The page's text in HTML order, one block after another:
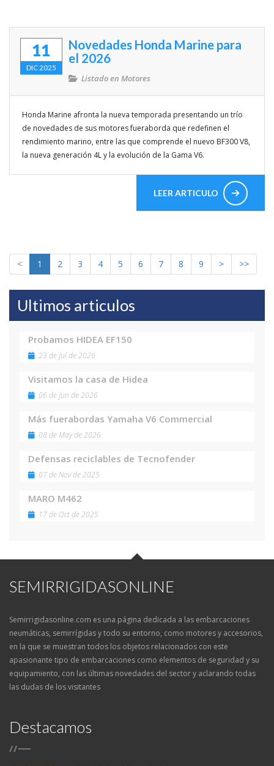
11
DIC 2025
Novedades Honda Marine para
el 2026
Listado en Motores
Honda Marine afronta la nueva temporada presentando un trío
de novedades de sus motores fueraborda que redefinen el
rendimiento marino, entre las que comprende el nuevo BF300 V8,
la nueva generación 4L y la evolución de la Gama V6.
LEER ARTICULO
< 1 2 3 4 5 6 7 8 9 > >>
Ultimos articulos
Probamos HIDEA EF150
23 de Jul de 2026
Visitamos la casa de Hidea
06 de Jun de 2026
Más fuerabordas Yamaha V6 Commercial
08 de May de 2026
Defensas reciclables de Tecnofender
07 de Nov de 2025
MARO M462
17 de Oct de 2025
SEMIRRIGIDASONLINE
Semirrigidasonline.com es una página dedicada a las embarcaciones
neumáticas, semirrígidas y todo su entorno, como motores y accesorios,
en la que se muestran todos los objetos relacionados con este
apasionante tipo de embarcaciones como elementos de seguridad y su
equipamiento, con las últimas novedades del sector y aclarando todas
las dudas de los visitantes
Destacamos
/ /